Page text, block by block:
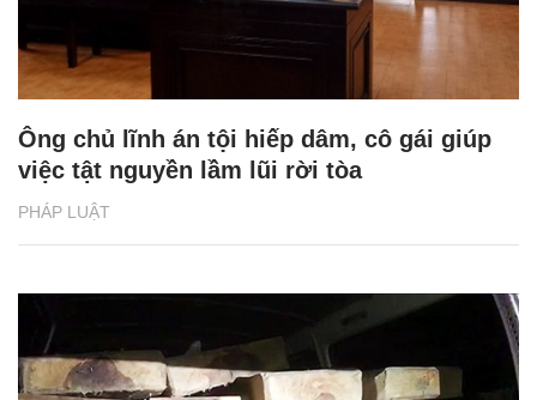
PHÁP LUẬT
Ông chủ lĩnh án tội hiếp dâm, cô gái giúp
việc tật nguyền lầm lũi rời tòa